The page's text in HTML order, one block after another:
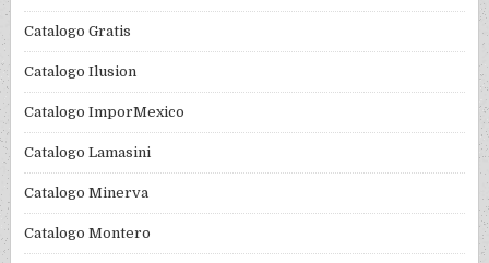
Catalogo Gratis
Catalogo Ilusion
Catalogo ImporMexico
Catalogo Lamasini
Catalogo Minerva
Catalogo Montero